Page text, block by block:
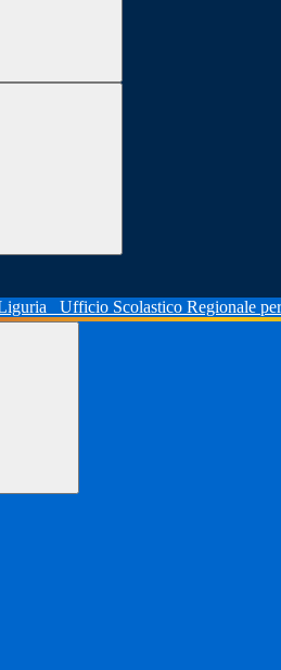
Ufficio Scolastico Regionale